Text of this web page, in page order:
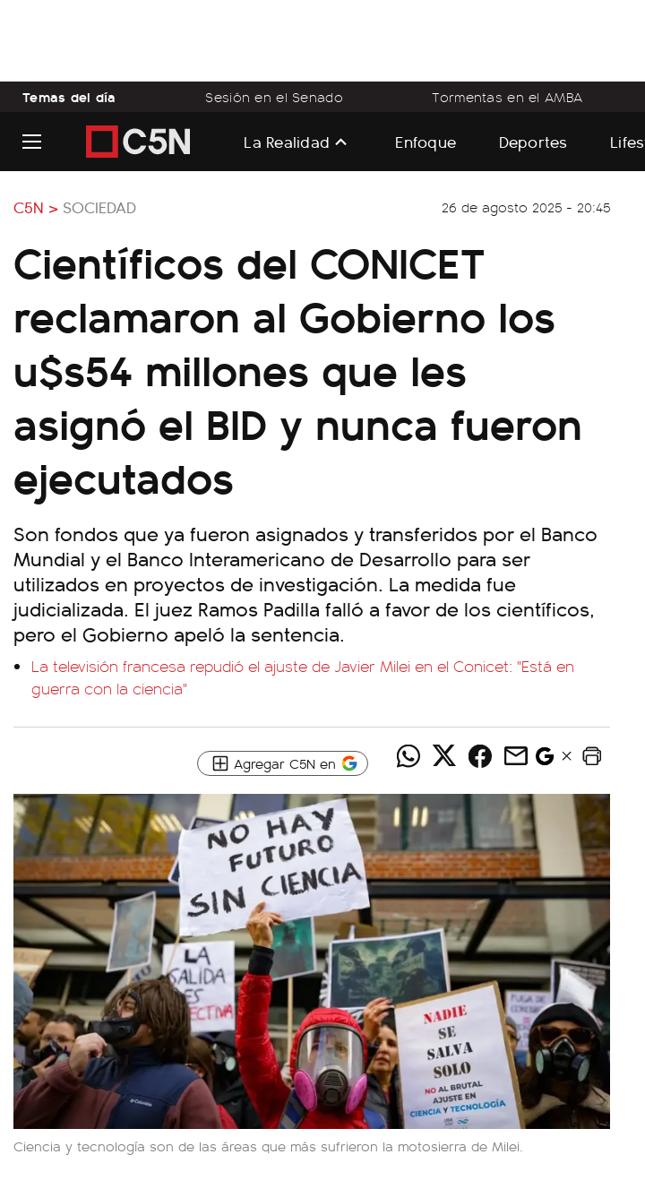
Temas del día Sesión en el Senado Tormentas en el AMBA
La Realidad Enfoque Deportes
C5N > SOCIEDAD 26 de agosto 2025 - 20:45
Científicos del CONICET
reclamaron al Gobierno los
u$s54 millones que les
asignó el BID y nunca fueron
ejecutados
Son fondos que ya fueron asignados y transferidos por el Banco
Mundial y el Banco Interamericano de Desarrollo para ser
utilizados en proyectos de investigación. La medida fue
judicializada. El juez Ramos Padilla falló a favor de los científicos,
pero el Gobierno apeló la sentencia.
La televisión francesa repudió el ajuste de Javier Milei en el Conicet: "Está en
guerra con la ciencia"
Agregar C5N en
Ciencia y tecnología son de las áreas que más sufrieron la motosierra de Milei.